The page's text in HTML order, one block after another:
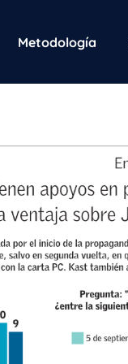
Metodología